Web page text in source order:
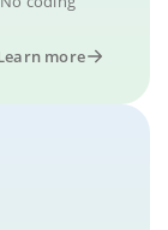
more